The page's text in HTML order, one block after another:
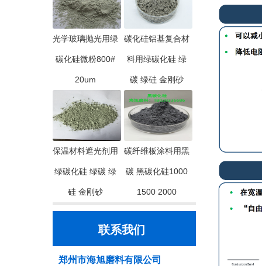
光学玻璃抛光用绿
碳化硅微粉800#
20um
碳化硅铝基复合材
料用绿碳化硅 绿
碳 绿硅 金刚砂
保温材料遮光剂用
绿碳化硅 绿碳 绿
硅 金刚砂
碳纤维板涂料用黑
碳 黑碳化硅1000
1500 2000
联系我们
郑州市海旭磨料有限公司